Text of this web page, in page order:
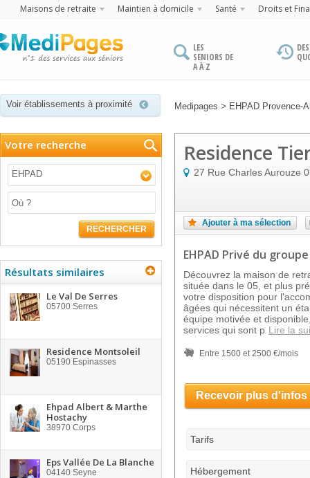
Maisons de retraite Maintien à domicile Santé Droits et
LES
SENIORS DE
A À Z
Voir établissements à proximité Medipages > EHPAD Provence-
Votre recherche
EHPAD
RECHERCHER
Résultats similaires
Le Val De Serres
05700 Serres
Residence Montsoleil
05190 Espinasses
Ehpad Albert & Marthe
Hostachy
38970 Corps
Eps Vallée De La Blanche
04140 Seyne
Residence
27 Rue Charles Aurouze
Ajouter à ma sélection
EHPAD Privé du groupe
Découvrez la maison de
située dans le 05, et plus
votre disposition pour
âgées qui nécessitent un
équipe motivée et
services qui sont p Lire la
Entre 1500 et 2500 €/mois
Recevoir plus d'infos
Tarifs
Hébergement